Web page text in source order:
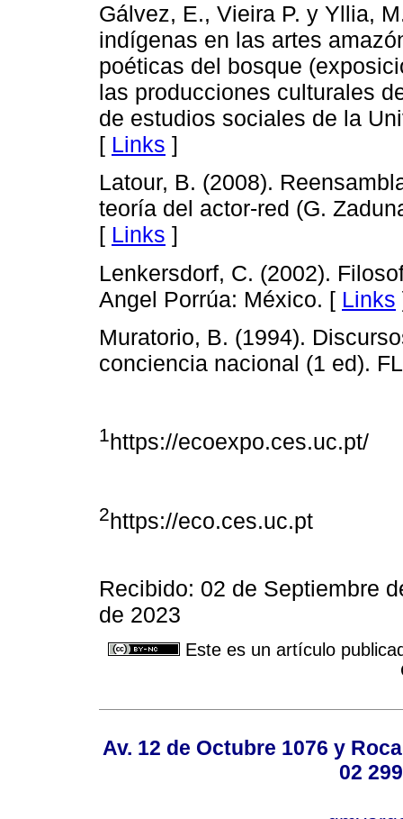
Gálvez, E., Vieira P. y Yllia,
indígenas en las artes
poéticas del bosque
las producciones culturales
de estudios sociales de la
[ Links ]
Latour, B. (2008).
teoría del actor-red (G.
[ Links ]
Lenkersdorf, C. (2002).
Angel Porrúa: México. [ Links
Muratorio, B. (1994).
conciencia nacional (1 ed).
1https://ecoexpo.ces.uc.pt/
2https://eco.ces.uc.pt
Recibido: 02 de Septiembre
de 2023
Este es un artículo
Av. 12 de Octubre 1076 y
02